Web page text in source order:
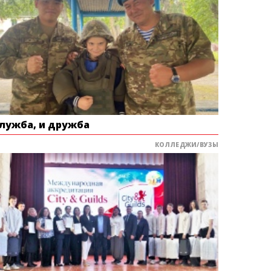
и дружба
КОЛЛЕДЖИ/ВУЗЫ